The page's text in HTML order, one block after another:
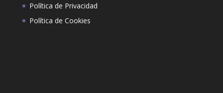
Política de Privacidad
Política de Cookies